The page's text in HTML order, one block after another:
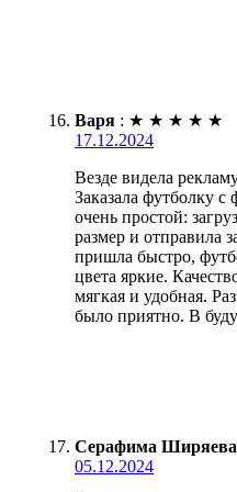
Варя : ★ ★ ★ ★ ★
17.12.2024
Везде видела
Заказала футболку
очень простой:
размер и отправила
пришла быстро,
цвета яркие.
мягкая и удобная.
было приятно. В
Серафима Ширяева
05.12.2024